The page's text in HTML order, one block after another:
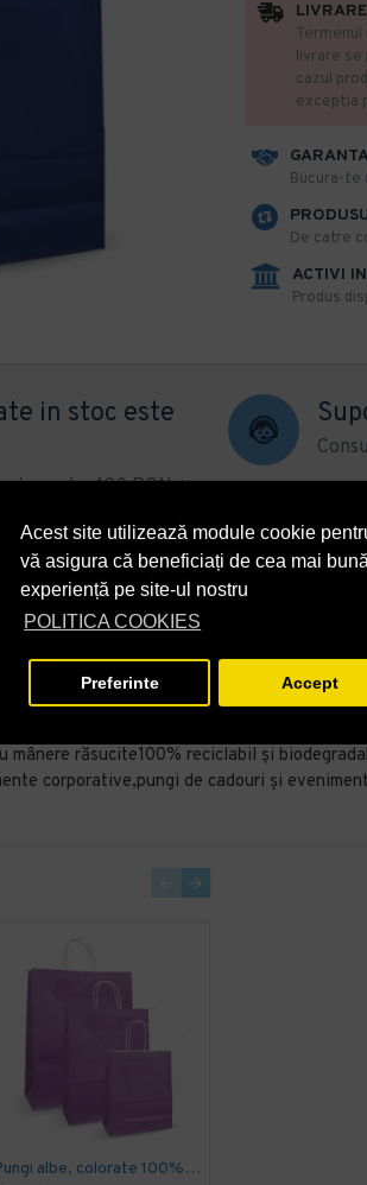
Acest site utilizează module cookie
vă asigura că beneficiați de cea mai bună
experiență pe site-ul nostru
POLITICA COOKIES
Preferinte Accept
​Bucura-te
De catre
ACTIVI
Produs
livrare se
cazul
exceptia
in stoc este
de peste 490 RON +
de livrare se poate
de produse sau
Pungi albe, colorate 100% mov - 32X12X41 - 100 buc
- 100 buc
răsucite100% reciclabil și
corporative,pungi de cadouri și